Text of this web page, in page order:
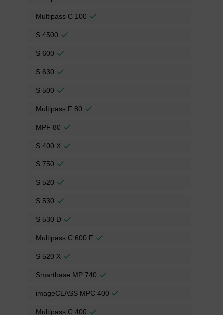
Multipass C 100
S 4500
S 600
S 630
S 500
Multipass F 80
MPF 80
S 400 X
S 750
S 520
S 530
S 530 D
Multipass C 600 F
S 520 X
Smartbase MP 740
imageCLASS MPC 400
Multipass C 400